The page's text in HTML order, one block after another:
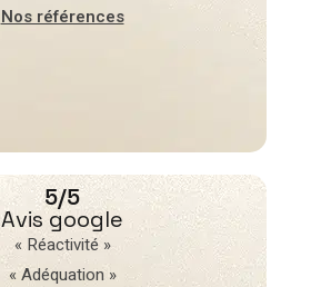
Nos références
5/5
Avis google
« Réactivité »
« Adéquation »